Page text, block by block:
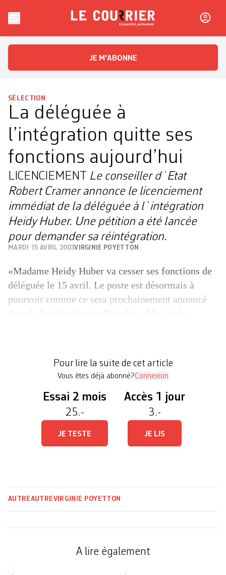
Le CourrierL'essentiel, autrement
JE M'ABONNE
SÉLECTION
La déléguée à
l’intégration quitte ses
fonctions aujourd’hui
LICENCIEMENT Le conseiller d`Etat
Robert Cramer annonce le licenciement
immédiat de la déléguée à l`intégration
Heidy Huber. Une pétition a été lancée
pour demander sa réintégration.
MARDI 15 AVRIL 2003VIRGINIE POYETTON
«Madame Heidy Huber va cesser ses fonctions de
déléguée le 15 avril. Le poste est désormais à
pourvoir comme ce sera prochainement annoncé
sa fonction. Aucune […]
Pour lire la suite de cet article
Vous êtes déjà abonné?Connexion
Essai 2 mois
25.-
JE TESTE
Accès 1 jour
3.-
JE LIS
AUTREAUTREVIRGINIE POYETTON
A lire également